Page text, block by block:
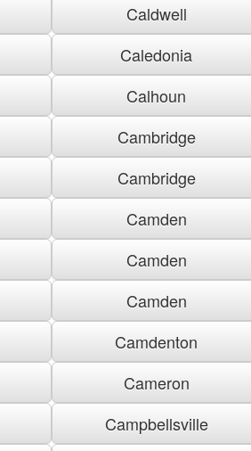
Caldwell
Caledonia
Calhoun
Cambridge
Cambridge
Camden
Camden
Camden
Camdenton
Cameron
Campbellsville